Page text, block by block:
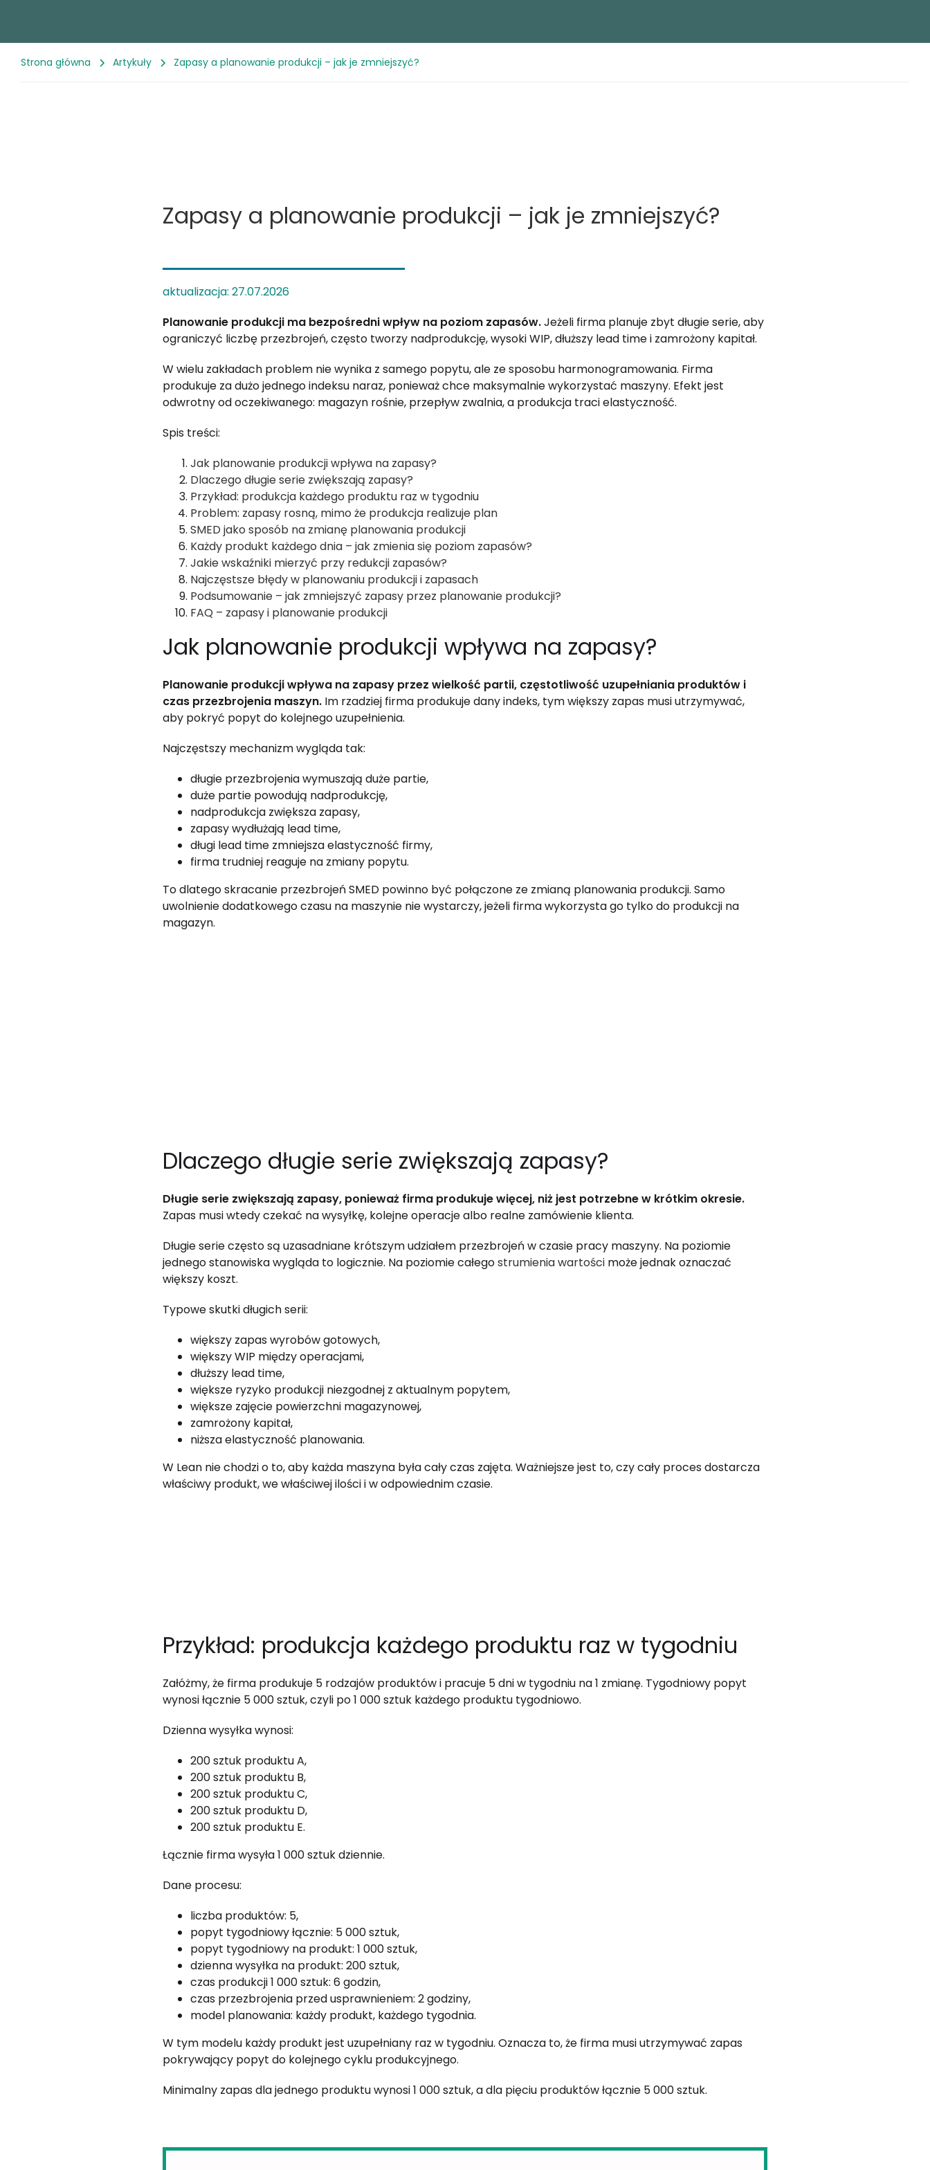
Strona główna Artykuły Zapasy a planowanie produkcji – jak je zmniejszyć?
Zapasy a planowanie produkcji – jak je zmniejszyć?
aktualizacja: 27.07.2026
Planowanie produkcji ma bezpośredni wpływ na poziom zapasów.Jeżeli firma planuje zbyt długie serie, aby
ograniczyć liczbę przezbrojeń, często tworzy nadprodukcję, wysoki WIP, dłuższy lead time i zamrożony kapitał.
W wielu zakładach problem nie wynika z samego popytu, ale ze sposobu harmonogramowania. Firma
produkuje za dużo jednego indeksu naraz, ponieważ chce maksymalnie wykorzystać maszyny. Efekt jest
odwrotny od oczekiwanego: magazyn rośnie, przepływ zwalnia, a produkcja traci elastyczność.
Spis treści:
Jak planowanie produkcji wpływa na zapasy?
Dlaczego długie serie zwiększają zapasy?
Przykład: produkcja każdego produktu raz w tygodniu
Problem: zapasy rosną, mimo że produkcja realizuje plan
SMED jako sposób na zmianę planowania produkcji
Każdy produkt każdego dnia – jak zmienia się poziom zapasów?
Jakie wskaźniki mierzyć przy redukcji zapasów?
Najczęstsze błędy w planowaniu produkcji i zapasach
Podsumowanie – jak zmniejszyć zapasy przez planowanie produkcji?
FAQ – zapasy i planowanie produkcji
Jak planowanie produkcji wpływa na zapasy?
Planowanie produkcji wpływa na zapasy przez wielkość partii, częstotliwość uzupełniania produktów i
czas przezbrojenia maszyn.Im rzadziej firma produkuje dany indeks, tym większy zapas musi utrzymywać,
aby pokryć popyt do kolejnego uzupełnienia.
Najczęstszy mechanizm wygląda tak:
długie przezbrojenia wymuszają duże partie,
duże partie powodują nadprodukcję,
nadprodukcja zwiększa zapasy,
zapasy wydłużają lead time,
długi lead time zmniejsza elastyczność firmy,
firma trudniej reaguje na zmiany popytu.
To dlatego skracanie przezbrojeń SMED powinno być połączone ze zmianą planowania produkcji. Samo
uwolnienie dodatkowego czasu na maszynie nie wystarczy, jeżeli firma wykorzysta go tylko do produkcji na
magazyn.
Dlaczego długie serie zwiększają zapasy?
Długie serie zwiększają zapasy, ponieważ firma produkuje więcej, niż jest potrzebne w krótkim okresie.
Zapas musi wtedy czekać na wysyłkę, kolejne operacje albo realne zamówienie klienta.
Długie serie często są uzasadniane krótszym udziałem przezbrojeń w czasie pracy maszyny. Na poziomie
jednego stanowiska wygląda to logicznie. Na poziomie całegostrumienia wartościmoże jednak oznaczać
większy koszt.
Typowe skutki długich serii:
większy zapas wyrobów gotowych,
większy WIP między operacjami,
dłuższy lead time,
większe ryzyko produkcji niezgodnej z aktualnym popytem,
większe zajęcie powierzchni magazynowej,
zamrożony kapitał,
niższa elastyczność planowania.
W Lean nie chodzi o to, aby każda maszyna była cały czas zajęta. Ważniejsze jest to, czy cały proces dostarcza
właściwy produkt, we właściwej ilości i w odpowiednim czasie.
Przykład: produkcja każdego produktu raz w tygodniu
Załóżmy, że firma produkuje 5 rodzajów produktów i pracuje 5 dni w tygodniu na 1 zmianę. Tygodniowy popyt
wynosi łącznie 5 000 sztuk, czyli po 1 000 sztuk każdego produktu tygodniowo.
Dzienna wysyłka wynosi:
200 sztuk produktu A,
200 sztuk produktu B,
200 sztuk produktu C,
200 sztuk produktu D,
200 sztuk produktu E.
Łącznie firma wysyła 1 000 sztuk dziennie.
Dane procesu:
liczba produktów: 5,
popyt tygodniowy łącznie: 5 000 sztuk,
popyt tygodniowy na produkt: 1 000 sztuk,
dzienna wysyłka na produkt: 200 sztuk,
czas produkcji 1 000 sztuk: 6 godzin,
czas przezbrojenia przed usprawnieniem: 2 godziny,
model planowania: każdy produkt, każdego tygodnia.
W tym modelu każdy produkt jest uzupełniany raz w tygodniu. Oznacza to, że firma musi utrzymywać zapas
pokrywający popyt do kolejnego cyklu produkcyjnego.
Minimalny zapas dla jednego produktu wynosi 1 000 sztuk, a dla pięciu produktów łącznie 5 000 sztuk.